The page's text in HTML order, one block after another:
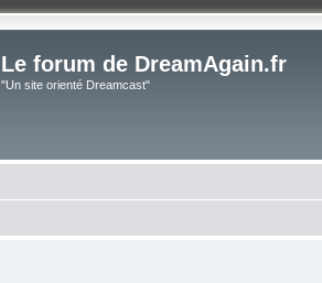
Le forum de DreamAgain.fr
"Un site orienté Dreamcast"